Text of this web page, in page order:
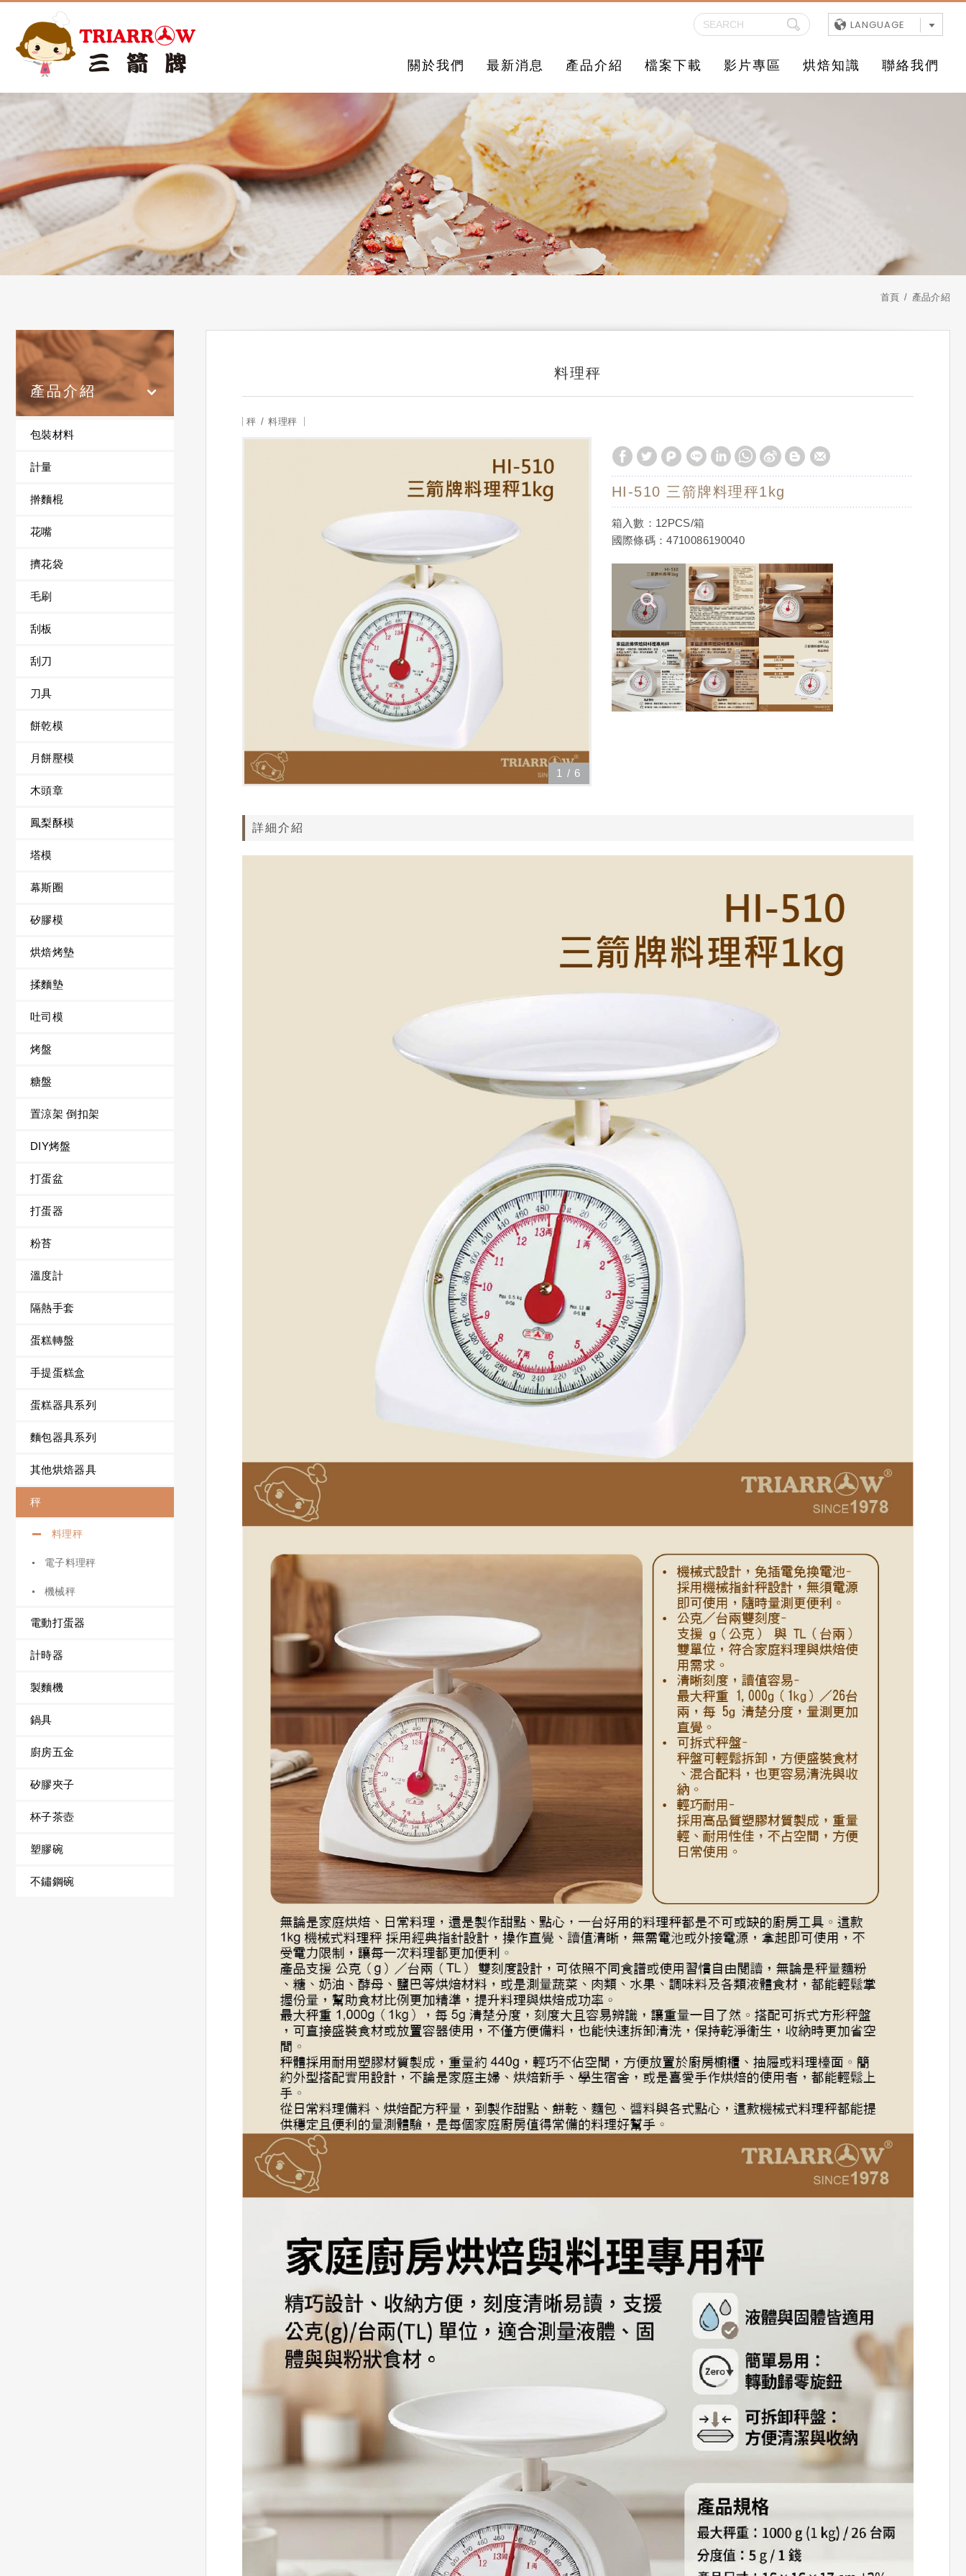
LANGUAGE
關於我們 最新消息 產品介紹 檔案下載 影片專區 烘焙知識 聯絡我們
首頁 產品介紹
產品介紹
包裝材料
計量
擀麵棍
花嘴
擠花袋
毛刷
刮板
刮刀
刀具
餅乾模
月餅壓模
木頭章
鳳梨酥模
塔模
幕斯圈
矽膠模
烘焙烤墊
揉麵墊
吐司模
烤盤
糖盤
置涼架 倒扣架
DIY烤盤
打蛋盆
打蛋器
粉苔
溫度計
隔熱手套
蛋糕轉盤
手提蛋糕盒
蛋糕器具系列
麵包器具系列
其他烘焙器具
秤
料理秤
電子料理秤
機械秤
電動打蛋器
計時器
製麵機
鍋具
廚房五金
矽膠夾子
杯子茶壺
塑膠碗
不鏽鋼碗
料理秤
秤 料理秤
HI-510 三箭牌料理秤1kg
箱入數：12PCS/箱
國際條碼：4710086190040
1 / 6
詳細介紹